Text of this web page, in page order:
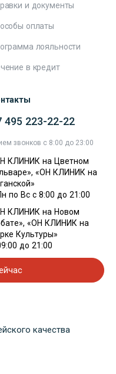
и документы
оплаты
лояльности
в кредит
495 223-22-22
звонков с 8:00 до 23:00
КЛИНИК на Цветном
«ОН КЛИНИК на
по Вс с 8:00 до 21:00
КЛИНИК на Новом
«ОН КЛИНИК на
Культуры»
до 21:00
качества